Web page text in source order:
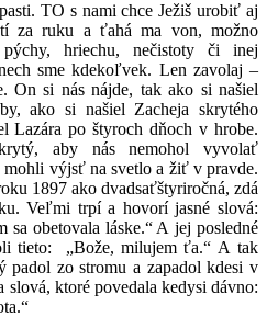
TO s nami chce Ježiš urobiť aj
za ruku a ťahá ma von, možno
hriechu, nečistoty či inej
sme kdekoľvek. Len zavolaj –
On si nás nájde, tak ako si našiel
ako si našiel Zacheja skrytého
Lazára po štyroch dňoch v hrobe.
aby nás nemohol vyvolať
výjsť na svetlo a žiť v pravde.
1897 ako dvadsaťštyriročná, zdá
Veľmi trpí a hovorí jasné slová:
sa obetovala láske.“ A jej posledné
tieto: „Bože, milujem ťa.“ A tak
padol zo stromu a zapadol kdesi v
slová, ktoré povedala kedysi dávno: